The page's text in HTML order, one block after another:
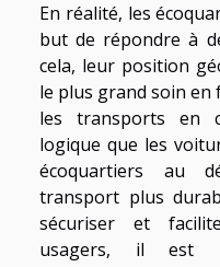
En réalité, les
but de répondre à
cela, leur position
le plus grand soin en
les transports en
logique que les
écoquartiers au
transport plus
sécuriser et
usagers, il est